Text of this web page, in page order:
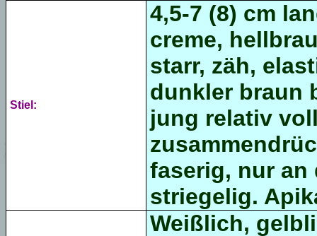
Stiel:
4,5-7 (8) cm
creme,
starr, zäh,
dunkler braun
jung relativ
faserig, nur an
striegelig.
Weißlich,